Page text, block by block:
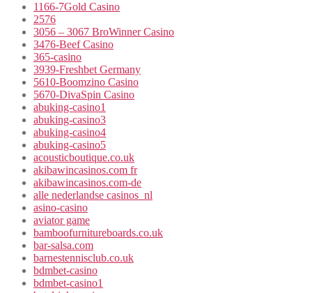
1166-7Gold Casino
2576
3056 – 3067 BroWinner Casino
3476-Beef Casino
365-casino
3939-Freshbet Germany
5610-Boomzino Casino
5670-DivaSpin Casino
abuking-casino1
abuking-casino3
abuking-casino4
abuking-casino5
acousticboutique.co.uk
akibawincasinos.com fr
akibawincasinos.com-de
alle nederlandse casinos_nl
asino-casino
aviator game
bamboofurnitureboards.co.uk
bar-salsa.com
barnestennisclub.co.uk
bdmbet-casino
bdmbet-casino1